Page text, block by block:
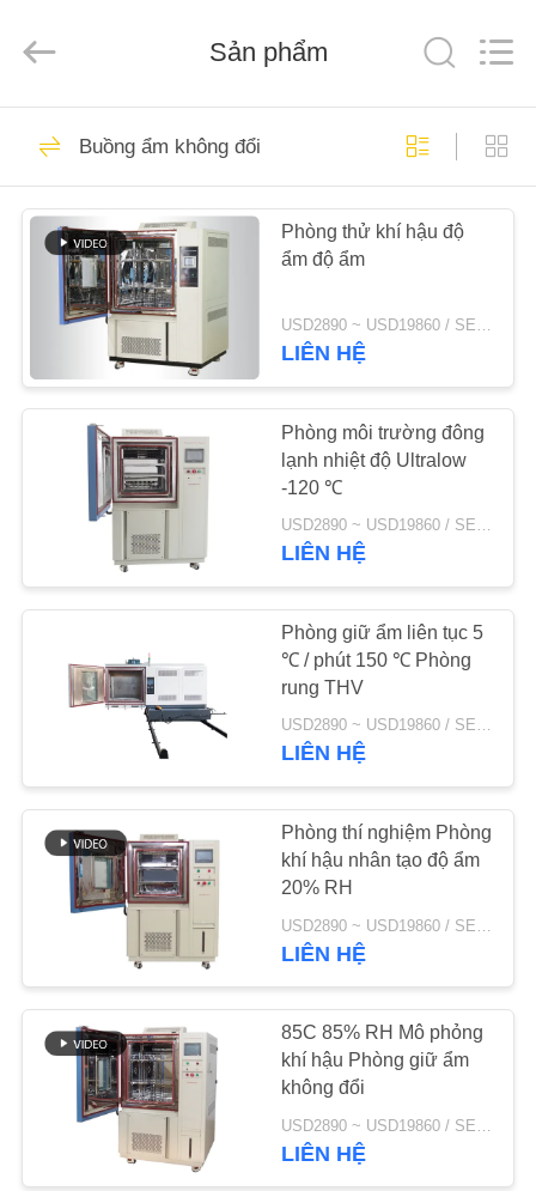
TRANG
CHỦ
CÁC
SẢN
PHẨM
VỀ
CHÚNG
QUAN
MÁY
SOÁT
CHẤT
LƯỢNG
HỆ
CHÚNG
TÔI
Simulation
Industry.
Buồng ẩm
Phòng thử độ ẩm
56
Buồng ẩm không
51
Phòng môi trường
Sản phẩm
Buồng ẩm không đổi
Phòng thử khí hậu độ
ẩm độ ẩm
USD2890 ~ USD19860 / SET MOQ:1 tập
LIÊN HỆ
Phòng môi trường đông
lạnh nhiệt độ Ultralow
-120 ℃
USD2890 ~ USD19860 / SET MOQ:1 bộ
LIÊN HỆ
Phòng giữ ẩm liên tục 5
℃ / phút 150 ℃ Phòng
rung THV
USD2890 ~ USD19860 / SET MOQ:1 bộ
LIÊN HỆ
Phòng thí nghiệm Phòng
khí hậu nhân tạo độ ẩm
20% RH
LIÊN HỆ
85C 85% RH Mô phỏng
khí hậu Phòng giữ ẩm
không đổi
USD2890 ~ USD19860 / SET MOQ:1 bộ
LIÊN HỆ